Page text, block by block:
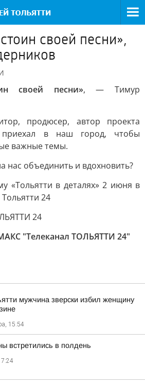
своей песни»,
своей песни», — Тимур
продюсер, автор проекта
приехал в наш город, чтобы
важные темы.
нас объединить и вдохновить?
«Тольятти в деталях» 2 июня в
24
24
"Телеканал ТОЛЬЯТТИ 24"
мужчина зверски избил женщину
15:54
встретились в полдень